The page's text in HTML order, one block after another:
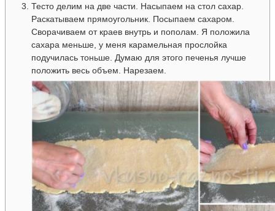
Тесто делим на две части. Насыпаем на стол сахар.
Раскатываем прямоугольник. Посыпаем сахаром.
Сворачиваем от краев внутрь и пополам. Я положила
сахара меньше, у меня карамельная прослойка
подучилась тоньше. Думаю для этого печенья лучше
положить весь объем. Нарезаем.